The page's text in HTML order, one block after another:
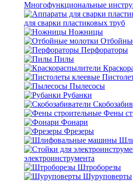
Многофункциональные
для сварки пластиковых труб
Ножницы
Перфораторы
Пилы
Пылесосы
Рубанки
Фены
Фонари
Фрезеры
электроинструмента
Штроборезы
Шуруповерты